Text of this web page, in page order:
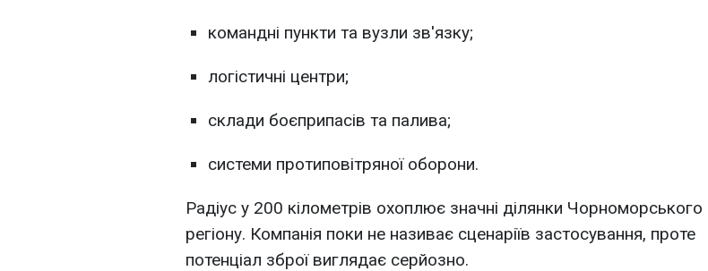
командні пункти та вузли зв'язку;
логістичні центри;
склади боєприпасів та палива;
системи протиповітряної оборони.
Радіус у 200 кілометрів охоплює значні ділянки Чорноморського
регіону. Компанія поки не називає сценаріїв застосування, проте
потенціал зброї виглядає серйозно.